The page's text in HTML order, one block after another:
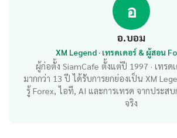
อ
อ.บอม
XM Legend · เทรดเดอร์ & ผู้สอน
ผู้ก่อตั้ง SiamCafe ตั้งแต่ปี 1997 · เทรด
มากกว่า 13 ปี ได้รับการยกย่องเป็น XM
รู้ Forex, ไอที, AI และการเทรด จากประส
จริง